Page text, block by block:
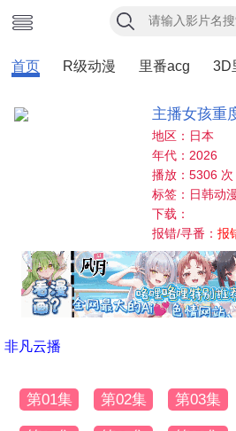
首页 R级动漫 里番acg 3D
主播女孩重
地区：日本
年代：2026
播放：5306 次
标签：日韩动
下载：
报错/寻番：报
非凡云播
第01集 第02集 第03集